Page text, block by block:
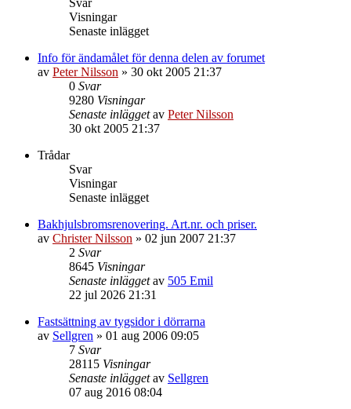
Visningar
Senaste inlägget
Info för ändamålet för denna delen av forumet
av Peter Nilsson » 30 okt 2005 21:37
0 Svar
9280 Visningar
Senaste inläggetav Peter Nilsson
30 okt 2005 21:37
Trådar
Svar
Visningar
Senaste inlägget
Bakhjulsbromsrenovering. Art.nr. och priser.
av Christer Nilsson » 02 jun 2007 21:37
2 Svar
8645 Visningar
Senaste inläggetav 505 Emil
22 jul 2026 21:31
Fastsättning av tygsidor i dörrarna
av Sellgren » 01 aug 2006 09:05
7 Svar
28115 Visningar
Senaste inläggetav Sellgren
07 aug 2016 08:04